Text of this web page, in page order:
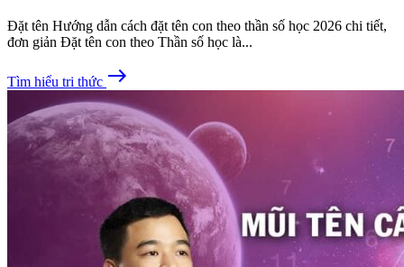
Đặt tên Hướng dẫn cách đặt tên con theo thần số học 2026 chi tiết,
đơn giản Đặt tên con theo Thần số học là...
Tìm hiểu tri thức east